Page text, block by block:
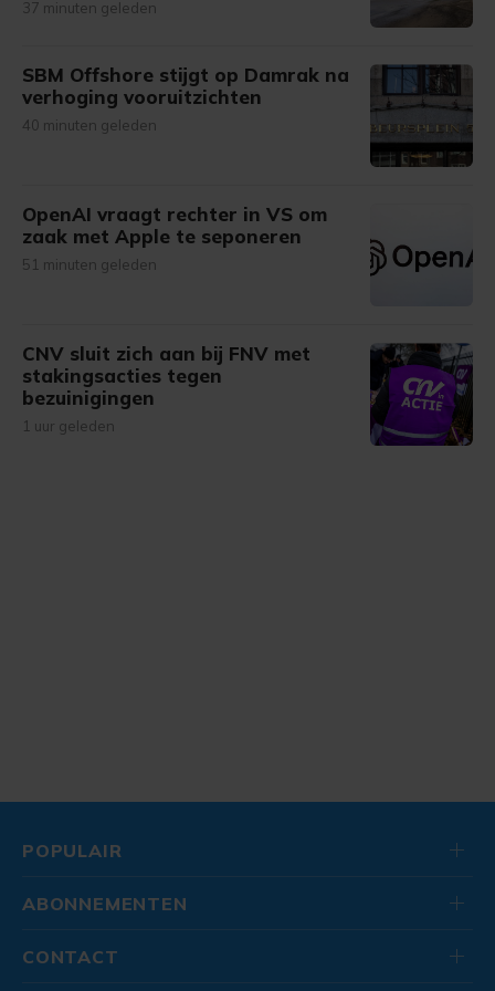
37 minuten geleden
SBM Offshore stijgt op Damrak na
verhoging vooruitzichten
40 minuten geleden
OpenAI vraagt rechter in VS om
zaak met Apple te seponeren
51 minuten geleden
CNV sluit zich aan bij FNV met
stakingsacties tegen
bezuinigingen
1 uur geleden
POPULAIR
ABONNEMENTEN
CONTACT